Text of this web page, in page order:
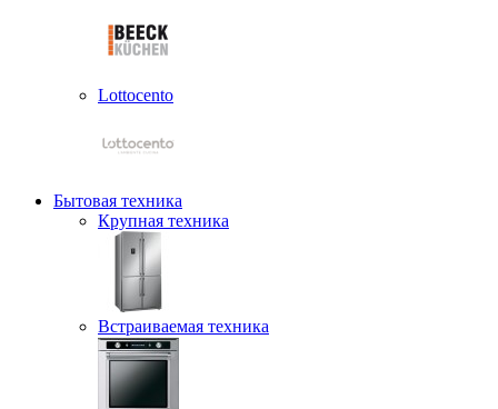
Lottocento
Бытовая техника
Крупная техника
Встраиваемая техника